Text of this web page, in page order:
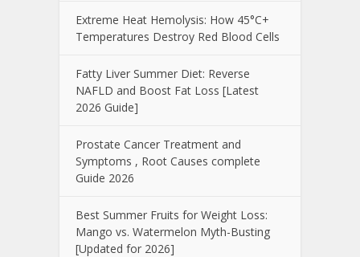
Extreme Heat Hemolysis: How 45°C+
Temperatures Destroy Red Blood Cells
Fatty Liver Summer Diet: Reverse
NAFLD and Boost Fat Loss [Latest
2026 Guide]
Prostate Cancer Treatment and
Symptoms , Root Causes complete
Guide 2026
Best Summer Fruits for Weight Loss:
Mango vs. Watermelon Myth-Busting
[Updated for 2026]